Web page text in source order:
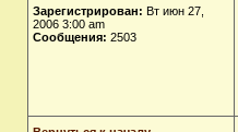
Зарегистрирован: Вт июн 27,
2006 3:00 am
Сообщения: 2503